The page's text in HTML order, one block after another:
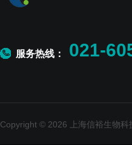
服务热线： 021-
Copyright © 2026 上海信裕生物